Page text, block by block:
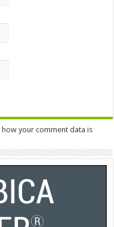
how your comment data is